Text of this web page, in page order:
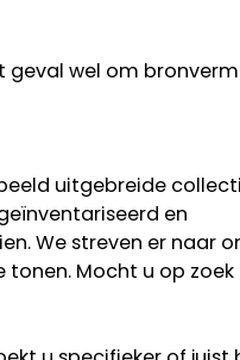
geval wel om
uitgebreide
en
We streven er naar
Mocht u op zoek